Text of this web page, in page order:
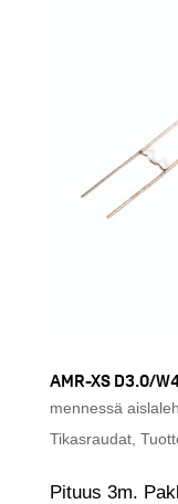
AMR-XS D3.0/
mennessä
Tikasraudat,
Pituus 3m.